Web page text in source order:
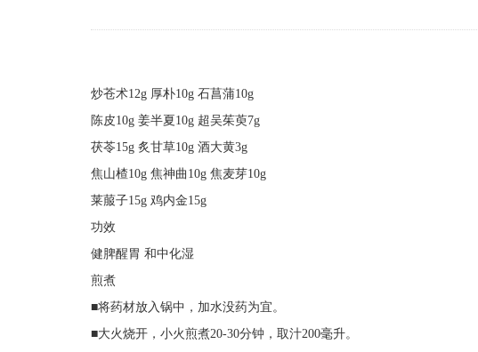
炒苍术12g 厚朴10g 石菖蒲10g
陈皮10g 姜半夏10g 超吴茱萸7g
茯苓15g 炙甘草10g 酒大黄3g
焦山楂10g 焦神曲10g 焦麦芽10g
莱菔子15g 鸡内金15g
功效
健脾醒胃 和中化湿
煎煮
■将药材放入锅中，加水没药为宜。
■大火烧开，小火煎煮20-30分钟，取汁200毫升。